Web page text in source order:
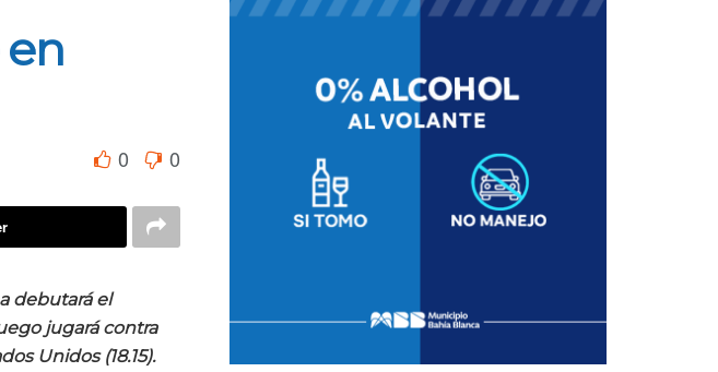
en
0 0
debutará el
jugará contra
Unidos (18.15).